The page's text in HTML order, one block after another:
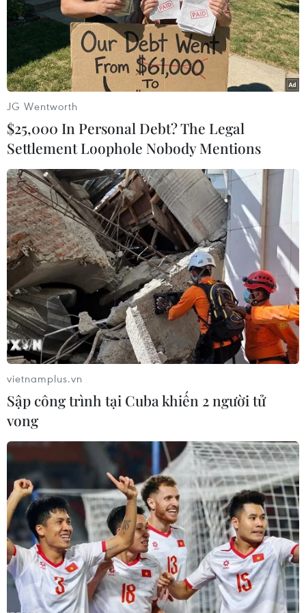
Hậu vệ Quế Ngọc Hải (áo số 3) hợp cùng Duy
Mạnh và Đình Trọng tạo thành "lá chắn thép"
trước khung thành thủ môn Văn Lâm, giúp đội
tuyển Việt Nam trở thành đội bị thủng lưới ít
Pha mở tỷ số của tiền đạo Anh Đức trong trận chung kết lượt về
tối 15/12/2018 trên sân vận động quốc gia Mỹ Đình (Hà Nội),
làm phá sản đấu pháp của HLV Tan Cheng Hoe và các cầu thủ
JG Wentworth
$25,000 In Personal Debt? The Legal
Settlement Loophole Nobody Mentions
vietnamplus.vn
Sập công trình tại Cuba khiến 2 người tử
vong